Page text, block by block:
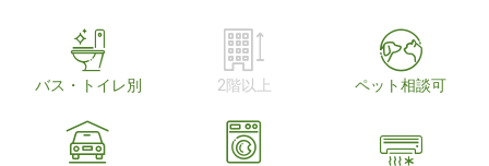
バス・トイレ別 2階以上 ペット相談可